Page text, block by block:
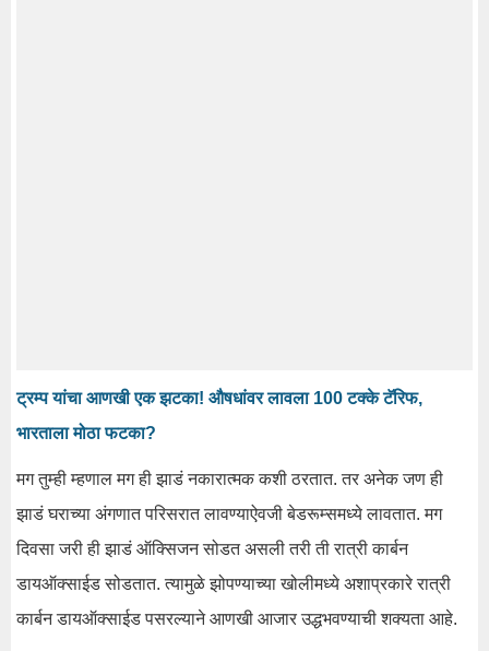
ट्रम्प यांचा आणखी एक झटका! औषधांवर लावला 100 टक्के टॅरिफ,
भारताला मोठा फटका?
मग तुम्ही म्हणाल मग ही झाडं नकारात्मक कशी ठरतात. तर अनेक जण ही
झाडं घराच्या अंगणात परिसरात लावण्याऐवजी बेडरूम्समध्ये लावतात. मग
दिवसा जरी ही झाडं ऑक्सिजन सोडत असली तरी ती रात्री कार्बन
डायऑक्साईड सोडतात. त्यामुळे झोपण्याच्या खोलीमध्ये अशाप्रकारे रात्री
कार्बन डायऑक्साईड पसरल्याने आणखी आजार उद्धभवण्याची शक्यता आहे.